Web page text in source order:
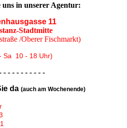
uns in unserer Agentur:
11
Stadtmitte
/Oberer Fischmarkt)
Sa 10 - 18 Uhr)
- - - - - - - - - -
da (auch am Wochenende)